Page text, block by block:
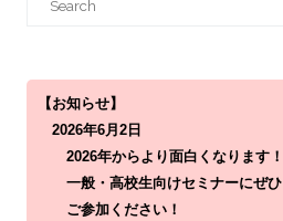
f
【お知らせ】
2026年6月2日
2026年からより面白くなります！
一般・高校生向けセミナーにぜひ
ご参加ください！